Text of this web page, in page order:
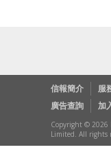
信報簡介 服
廣告查詢
加
Copyright © 2026
Limited. All rights